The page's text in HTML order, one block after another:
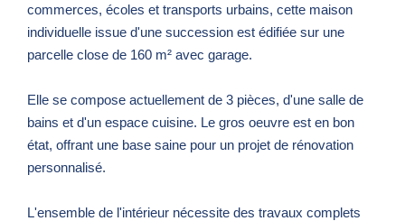
commerces, écoles et transports urbains, cette maison
individuelle issue d'une succession est édifiée sur une
parcelle close de 160 m² avec garage.
Elle se compose actuellement de 3 pièces, d'une salle de
bains et d'un espace cuisine. Le gros oeuvre est en bon
état, offrant une base saine pour un projet de rénovation
personnalisé.
L'ensemble de l'intérieur nécessite des travaux complets